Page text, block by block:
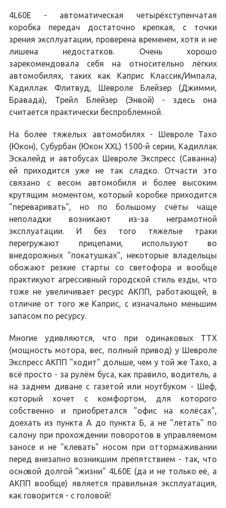
4L60E - автоматическая четырёхступенчатая
коробка передач достаточно крепкая, с точки
зрения эксплуатации, проверена временем, хотя и не
лишена недостатков. Очень хорошо
зарекомендовала себя на относительно лёгких
автомобилях, таких как Каприс Классик/Импала,
Кадиллак Флитвуд, Шевроле Блейзер (Джимми,
Бравада), Трейл Блейзер (Энвой) - здесь она
считается практически беспроблемной.
На более тяжелых автомобилях - Шевроле Тахо
(Юкон), Субурбан (Юкон XXL) 1500-й серии, Кадиллак
Эскалейд и автобусах Шевроле Экспресс (Саванна)
ей приходится уже не так сладко. Отчасти это
связано с весом автомобиля и более высоким
крутящим моментом, который коробке приходится
"переваривать", но по большому счёты чаще
неполадки возникают из-за неграмотной
эксплуатации. И без того тяжелые траки
перегружают прицепами, используют во
внедорожных "покатушках", некоторые владельцы
обожают резкие старты со светофора и вообще
практикуют агрессивный городской стиль езды, что
тоже не увеличивает ресурс АКПП, работающей, в
отличие от того же Каприс, с изначально меньшим
запасом по ресурсу.
Многие удивляются, что при одинаковых ТТХ
(мощность мотора, вес, полный привод) у Шевроле
Экспресс АКПП "ходит" дольше, чем у той же Тахо, а
всё просто - за рулём буса, как правило, водитель, а
на заднем диване с газетой или ноутбуком - Шеф,
который хочет с комфортом, для которого
собственно и приобретался "офис на колёсах",
доехать из пункта А до пункта Б, а не "летать" по
салону при прохождении поворотов в управляемом
заносе и не "клевать" носом при оттормаживании
перед внезапно возникшим препятствием - так, что
основой долгой "жизни" 4L60E (да и не только её, а
АКПП вообще) является правильная эксплуатация,
как говорится - с головой!